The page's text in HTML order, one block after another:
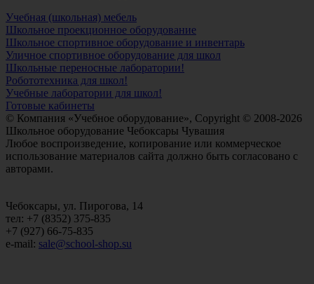
Учебная (школьная) мебель
Школьное проекционное оборудование
Школьное спортивное оборудование и инвентарь
Уличное спортивное оборудование для школ
Школьные переносные лаборатории!
Робототехника для школ!
Учебные лаборатории для школ!
Готовые кабинеты
© Компания «Учебное оборудование», Copyright © 2008-2026
Школьное оборудование Чебоксары Чувашия
Любое воспроизведение, копирование или коммерческое
использование материалов сайта должно быть согласовано с
авторами.
Чебоксары, ул. Пирогова, 14
тел: +7 (8352) 375-835
+7 (927) 66-75-835
e-mail: sale@school-shop.su